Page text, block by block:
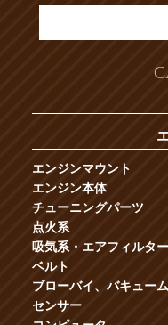
エンジンマウント
エンジン本体
チューニングパーツ
点火系
吸気系・エアフィルター
ベルト
ブローバイ、バキューム
センサー